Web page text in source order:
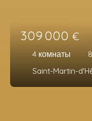
309 000 €
4 комнаты
Saint-Martin-